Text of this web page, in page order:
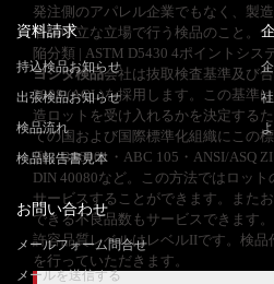
発注側のアパレル企業でもなく、製
者の中立な立場で行う検品のこと。
陥分類 | ASTM D5430 4ポイントシス
ヨシダ検品会社は抜取検査基準及び
2008 (AQL)を採用します。この基準
造ロットを受け入れるかを決定する
ての国および国際標準化組織にこの
例：BS6001・ABC 105・ANSI/ASQ
DIN 40080など。この方法ではロッ
サービスすることができます。また
できる不良品数もサービスできます
許容品質レベルはレベルIIです。検品
を行っていただきます。
資料請求
持込検品お知らせ
出張検品お知らせ
検品流れ
検品報告書見本
お問い合わせ
メールフォーム問合せ
メールを送信する